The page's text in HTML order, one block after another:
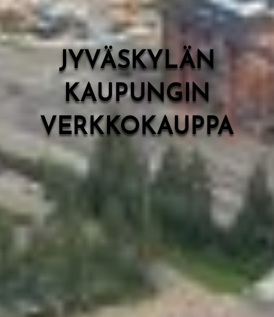
JYVÄSKYLÄN
KAUPUNGIN
VERKKOKAUPPA